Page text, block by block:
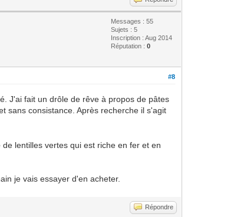
Messages : 55
Sujets : 5
Inscription : Aug 2014
Réputation :0
#8
J'ai fait un drôle de rêve à propos de pâtes
sans consistance. Après recherche il s'agit
lentilles vertes qui est riche en fer et en
je vais essayer d'en acheter.
Répondre